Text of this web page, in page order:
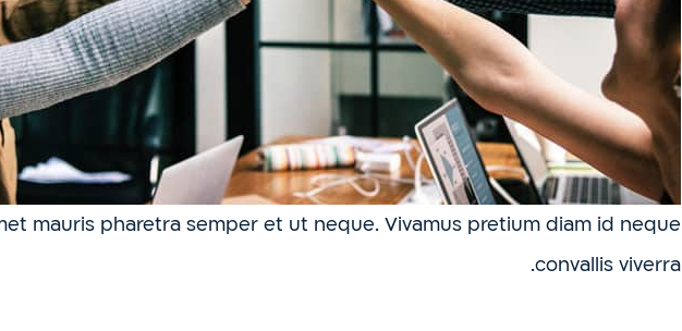
mauris pharetra semper et ut neque. Vivamus pretium diam id neque
convallis viverra.